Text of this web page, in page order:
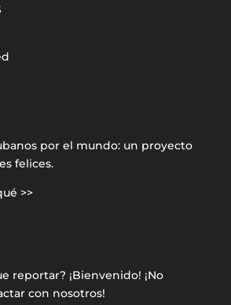
por el mundo: un proyecto
felices.
>>
reportar? ¡Bienvenido! ¡No
con nosotros!